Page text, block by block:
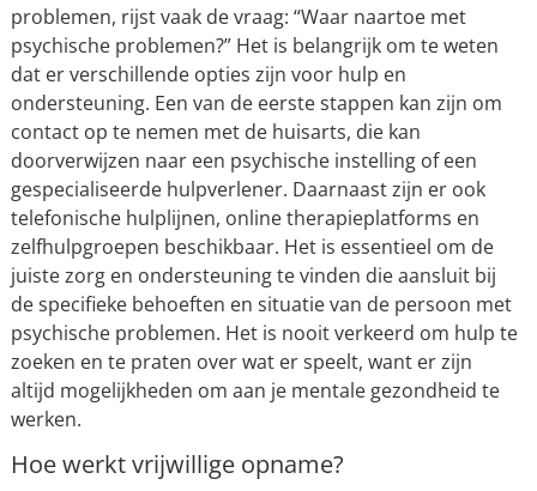
problemen, rijst vaak de vraag: “Waar naartoe met
psychische problemen?” Het is belangrijk om te weten
dat er verschillende opties zijn voor hulp en
ondersteuning. Een van de eerste stappen kan zijn om
contact op te nemen met de huisarts, die kan
doorverwijzen naar een psychische instelling of een
gespecialiseerde hulpverlener. Daarnaast zijn er ook
telefonische hulplijnen, online therapieplatforms en
zelfhulpgroepen beschikbaar. Het is essentieel om de
juiste zorg en ondersteuning te vinden die aansluit bij
de specifieke behoeften en situatie van de persoon met
psychische problemen. Het is nooit verkeerd om hulp te
zoeken en te praten over wat er speelt, want er zijn
altijd mogelijkheden om aan je mentale gezondheid te
werken.
Hoe werkt vrijwillige opname?